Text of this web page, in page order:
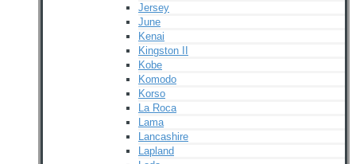
Jersey
June
Kenai
Kingston II
Kobe
Komodo
Korso
La Roca
Lama
Lancashire
Lapland